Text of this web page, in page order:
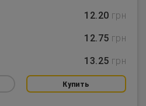
12.20 грн
12.75 грн
13.25 грн
Купить